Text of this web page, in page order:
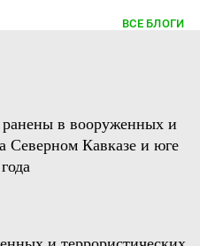
ВСЕ БЛОГИ
в вооруженных и
Северном Кавказе и юге